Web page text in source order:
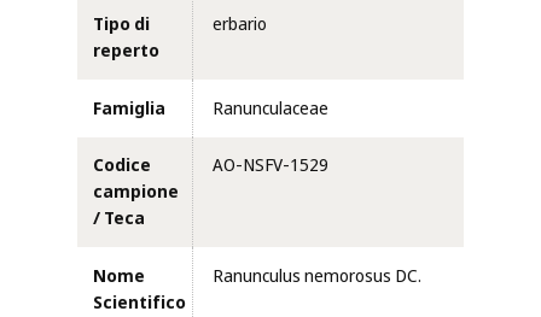
Tipo di
reperto
erbario
Famiglia Ranunculaceae
Codice
campione
/ Teca
AO-NSFV-1529
Nome
Scientifico
Ranunculus nemorosus DC.